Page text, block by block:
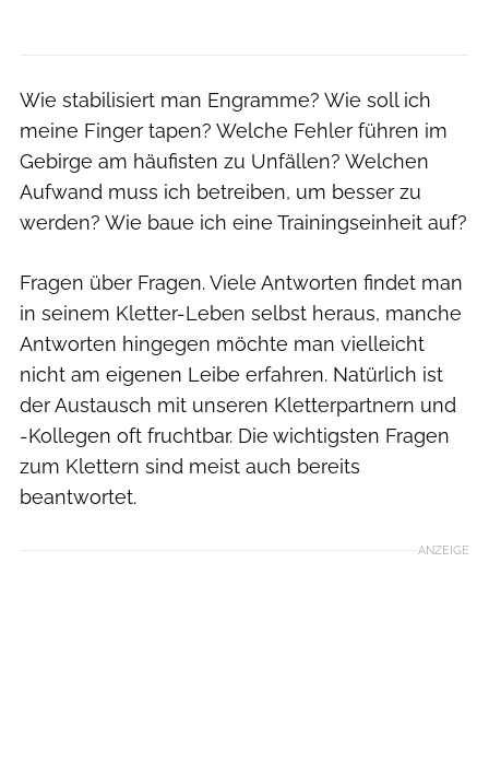
Wie stabilisiert man Engramme? Wie soll ich
meine Finger tapen? Welche Fehler führen im
Gebirge am häufisten zu Unfällen? Welchen
Aufwand muss ich betreiben, um besser zu
werden? Wie baue ich eine Trainingseinheit auf?
Fragen über Fragen. Viele Antworten findet man
in seinem Kletter-Leben selbst heraus, manche
Antworten hingegen möchte man vielleicht
nicht am eigenen Leibe erfahren. Natürlich ist
der Austausch mit unseren Kletterpartnern und
-Kollegen oft fruchtbar. Die wichtigsten Fragen
zum Klettern sind meist auch bereits
beantwortet.
ANZEIGE